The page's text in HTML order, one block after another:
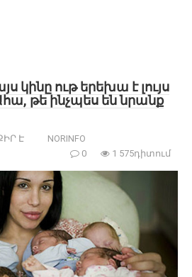
կինը ութ երեխա է լույս
թե ինչպես են նրանք
Է
NORINFO
0
1 575դիտում